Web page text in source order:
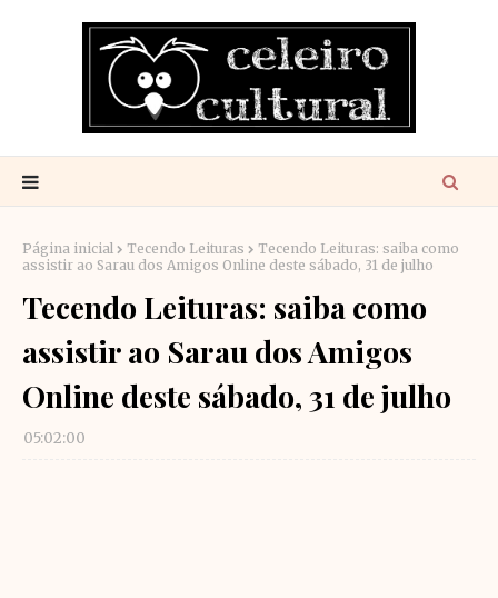
Página inicial Tecendo Leituras
Tecendo Leituras: saiba como
assistir ao Sarau dos Amigos Online deste sábado, 31 de julho
Tecendo Leituras: saiba como
assistir ao Sarau dos Amigos
Online deste sábado, 31 de julho
05:02:00